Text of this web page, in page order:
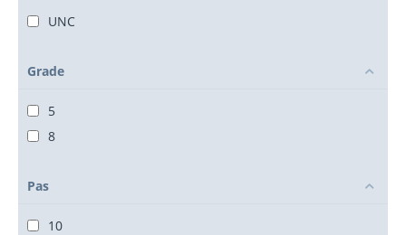
UNC
Grade
5
8
Pas
10